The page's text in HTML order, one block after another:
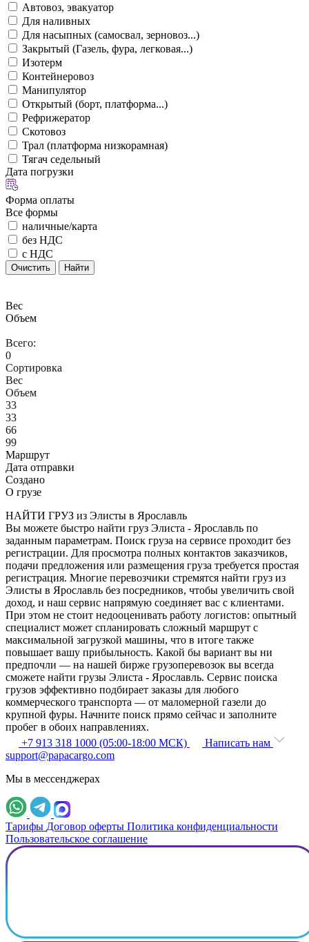
Автовоз, эвакуатор
Для наливных
Для насыпных (самосвал, зерновоз...)
Закрытый (Газель, фура, легковая...)
Изотерм
Контейнеровоз
Манипулятор
Открытый (борт, платформа...)
Рефрижератор
Скотовоз
Трал (платформа низкорамная)
Тягач седельный
Дата погрузки
Форма оплаты
Все формы
наличные/карта
без НДС
с НДС
Очистить Найти
Вес
Объем
Всего:
0
Сортировка
Вес
Объем
33
33
66
99
Маршрут
Дата отправки
Создано
О грузе
НАЙТИ ГРУЗ из Элисты в Ярославль
Вы можете быстро найти груз Элиста - Ярославль по
заданным параметрам. Поиск груза на сервисе проходит без
регистрации. Для просмотра полных контактов заказчиков,
подачи предложения или размещения груза требуется простая
регистрация. Многие перевозчики стремятся найти груз из
Элисты в Ярославль без посредников, чтобы увеличить свой
доход, и наш сервис напрямую соединяет вас с клиентами.
При этом не стоит недооценивать работу логистов: опытный
специалист может спланировать сложный маршрут с
максимальной загрузкой машины, что в итоге также
повышает вашу прибыльность. Какой бы вариант вы ни
предпочли — на нашей бирже грузоперевозок вы всегда
сможете найти грузы Элиста - Ярославль. Сервис поиска
грузов эффективно подбирает заказы для любого
коммерческого транспорта — от маломерной газели до
крупной фуры. Начните поиск прямо сейчас и заполните
пробег в обоих направлениях.
+7 913 318 1000 (05:00-18:00 МСК)
Написать нам
support@papacargo.com
Мы в мессенджерах
Тарифы Договор оферты Политика конфиденциальности
Пользовательское соглашение